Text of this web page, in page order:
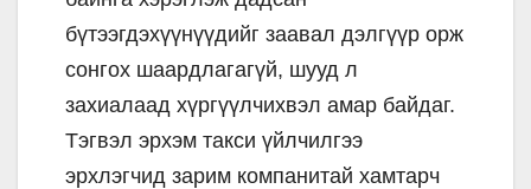
бүтээгдэхүүнүүдийг заавал дэлгүүр орж
сонгох шаардлагагүй, шууд л
захиалаад хүргүүлчихвэл амар байдаг.
Тэгвэл эрхэм такси үйлчилгээ
эрхлэгчид зарим компанитай хамтарч